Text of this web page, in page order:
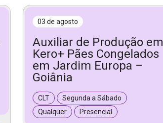
03 de agosto
Auxiliar de Produção em
Kero+ Pães Congelados
em Jardim Europa –
Goiânia
CLT
Segunda a Sábado
Qualquer
Presencial